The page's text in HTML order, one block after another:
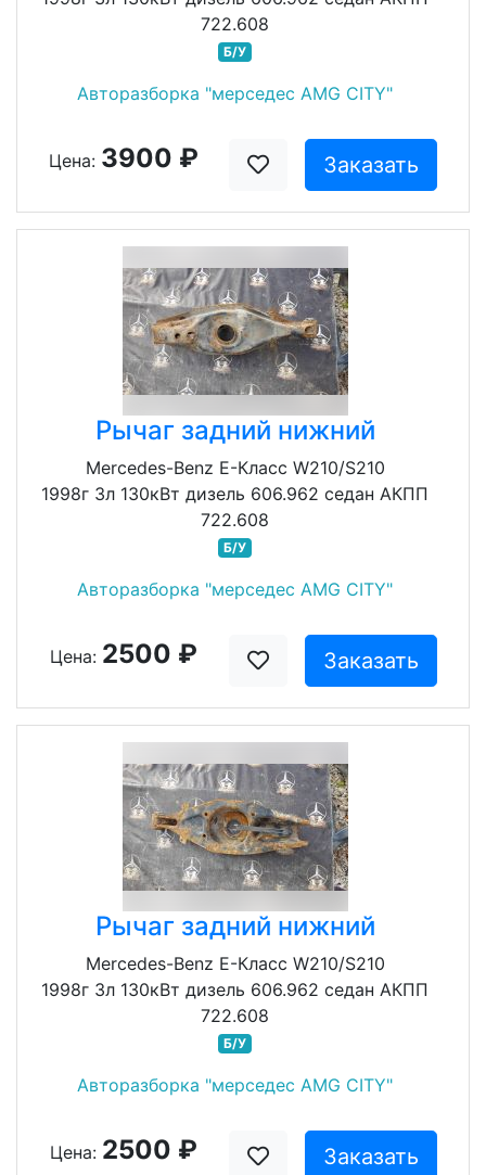
722.608
Б/У
Авторазборка "мерседес AMG CITY"
Цена: 3900 ₽ Заказать
Рычаг задний нижний
Mercedes-Benz E-Класс W210/S210
1998г 3л 130кВт дизель 606.962 седан АКПП
722.608
Б/У
Авторазборка "мерседес AMG CITY"
Цена: 2500 ₽ Заказать
Рычаг задний нижний
Mercedes-Benz E-Класс W210/S210
1998г 3л 130кВт дизель 606.962 седан АКПП
722.608
Б/У
Авторазборка "мерседес AMG CITY"
Цена: 2500 ₽ Заказать